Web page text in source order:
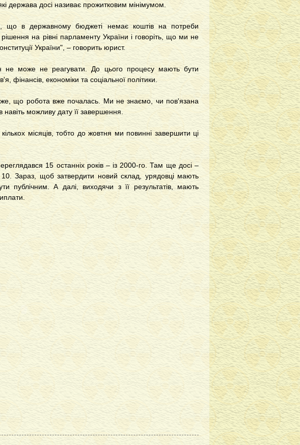
держава досі називає прожитковим мінімумом.
що в державному бюджеті немає коштів на потреби
на рівні парламенту України і говоріть, що ми не
України", – говорить юрист.
не може не реагувати. До цього процесу мають бути
фінансів, економіки та соціальної політики.
що робота вже почалась. Ми не знаємо, чи пов'язана
навіть можливу дату її завершення.
місяців, тобто до жовтня ми повинні завершити ці
15 останніх років – із 2000-го. Там ще досі –
Зараз, щоб затвердити новий склад, урядовці мають
публічним. А далі, виходячи з її результатів, мають